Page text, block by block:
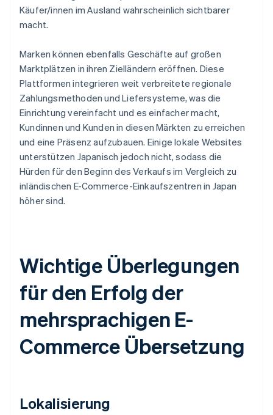
Käufer/innen im Ausland wahrscheinlich sichtbarer
macht.
Marken können ebenfalls Geschäfte auf großen
Marktplätzen in ihren Zielländern eröffnen. Diese
Plattformen integrieren weit verbreitete regionale
Zahlungsmethoden und Liefersysteme, was die
Einrichtung vereinfacht und es einfacher macht,
Kundinnen und Kunden in diesen Märkten zu erreichen
und eine Präsenz aufzubauen. Einige lokale Websites
unterstützen Japanisch jedoch nicht, sodass die
Hürden für den Beginn des Verkaufs im Vergleich zu
inländischen E-Commerce-Einkaufszentren in Japan
höher sind.
Wichtige Überlegungen
für den Erfolg der
mehrsprachigen E-
Commerce Übersetzung
Lokalisierung